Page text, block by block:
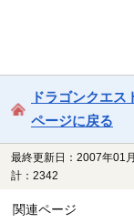
ドラゴンクエ
ページに戻る
最終更新日：2007年01
計：2342
関連ページ